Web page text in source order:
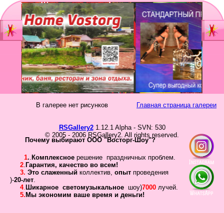
Главная
Шоу-группа
Видеостудия
Прайс
Контакты
Портфолио
Свадьбы
Главная страница галереи
В галерее нет рисунков
RSGallery21.12.1 Alpha - SVN: 530
© 2005 - 2006 RSGallery2. All rights reserved.
Почему выбирают ООО "Восторг-Шоу"?
1.. Комплексное решение праздничных проблем.
2. Гарантия, качество во всем!
3. Это слаженный коллектив, опыт проведения
)-20-лет.
4. Шикарное светомузыкальное шоу)7000 лучей.
5. Мы экономим ваше время и деньги!
год